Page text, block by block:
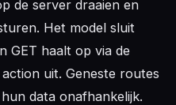
de server draaien en
Het model sluit
GET haalt op via de
uit. Geneste routes
data onafhankelijk.